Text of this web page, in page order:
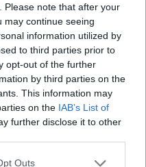
Please note that after your
may continue seeing
information utilized by
to third parties prior to
opt-out of the further
by third parties on the
This information may
on the IAB’s List of
further disclose it to other
Outs